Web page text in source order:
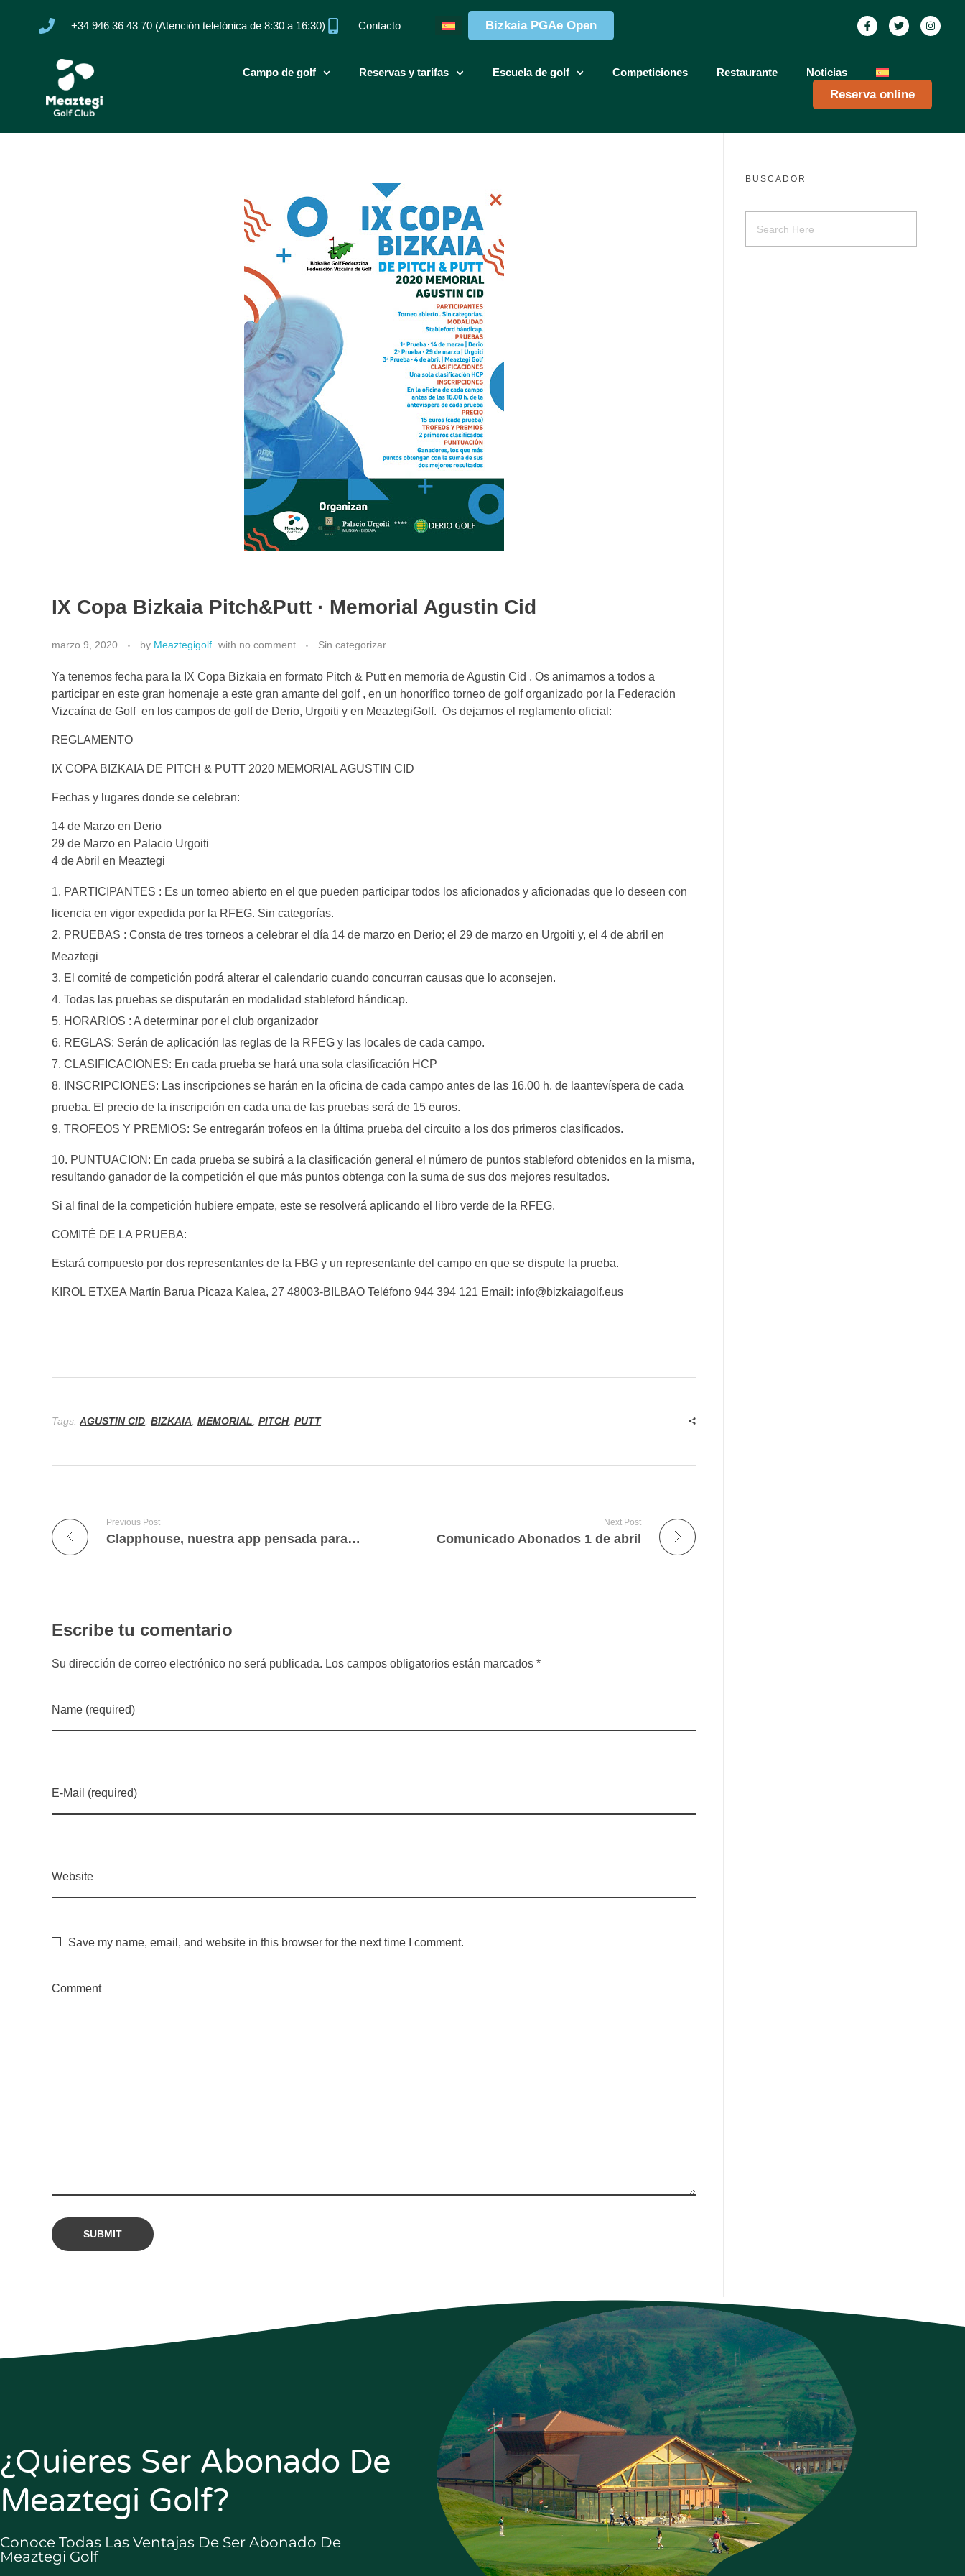
Bizkaia PGAe Open
+34 946 36 43 70 (Atención telefónica de 8:30 a 16:30) Contacto
Campo de golf Reservas y tarifas Escuela de golf Competiciones Restaurante Noticias
Reserva online
IX Copa Bizkaia Pitch&Putt · Memorial Agustin Cid
marzo 9, 2020 by Meaztegigolf with no comment Sin categorizar
Ya tenemos fecha para la IX Copa Bizkaia en formato Pitch & Putt en memoria de Agustin Cid . Os animamos a todos a
participar en este gran homenaje a este gran amante del golf , en un honorífico torneo de golf organizado por la Federación
Vizcaína de Golf en los campos de golf de Derio, Urgoiti y en MeaztegiGolf. Os dejamos el reglamento oficial:
REGLAMENTO
IX COPA BIZKAIA DE PITCH & PUTT 2020 MEMORIAL AGUSTIN CID
Fechas y lugares donde se celebran:
14 de Marzo en Derio
29 de Marzo en Palacio Urgoiti
4 de Abril en Meaztegi
PARTICIPANTES : Es un torneo abierto en el que pueden participar todos los aficionados y aficionadas que lo deseen con
licencia en vigor expedida por la RFEG. Sin categorías.
PRUEBAS : Consta de tres torneos a celebrar el día 14 de marzo en Derio; el 29 de marzo en Urgoiti y, el 4 de abril en
Meaztegi
El comité de competición podrá alterar el calendario cuando concurran causas que lo aconsejen.
Todas las pruebas se disputarán en modalidad stableford hándicap.
HORARIOS : A determinar por el club organizador
REGLAS: Serán de aplicación las reglas de la RFEG y las locales de cada campo.
CLASIFICACIONES: En cada prueba se hará una sola clasificación HCP
INSCRIPCIONES: Las inscripciones se harán en la oficina de cada campo antes de las 16.00 h. de laantevíspera de cada
prueba. El precio de la inscripción en cada una de las pruebas será de 15 euros.
TROFEOS Y PREMIOS: Se entregarán trofeos en la última prueba del circuito a los dos primeros clasificados.
10. PUNTUACION: En cada prueba se subirá a la clasificación general el número de puntos stableford obtenidos en la misma,
resultando ganador de la competición el que más puntos obtenga con la suma de sus dos mejores resultados.
Si al final de la competición hubiere empate, este se resolverá aplicando el libro verde de la RFEG.
COMITÉ DE LA PRUEBA:
Estará compuesto por dos representantes de la FBG y un representante del campo en que se dispute la prueba.
KIROL ETXEA Martín Barua Picaza Kalea, 27 48003-BILBAO Teléfono 944 394 121 Email: info@bizkaiagolf.eus
Tags: AGUSTIN CID BIZKAIA MEMORIAL PITCH, PUTT
Previous Post
Clapphouse, nuestra app pensada para el golfista
Next Post
Comunicado Abonados 1 de abril
Escribe tu comentario
Su dirección de correo electrónico no será publicada. Los campos obligatorios están marcados *
Name (required)
E-Mail (required)
Website
Save my name, email, and website in this browser for the next time I comment.
Comment
BUSCADOR
¿Quieres Ser Abonado De
Meaztegi Golf?
Conoce Todas Las Ventajas De Ser Abonado De
Meaztegi Golf